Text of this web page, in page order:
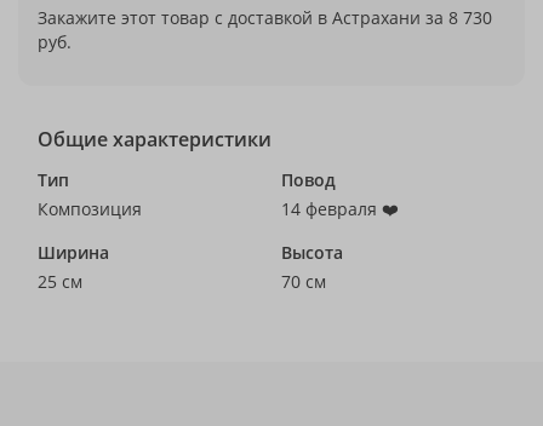
Закажите этот товар с доставкой в Астрахани за 8 730
руб.
Общие характеристики
Тип
Композиция
Повод
14 февраля ❤️
Ширина
25 см
Высота
70 см